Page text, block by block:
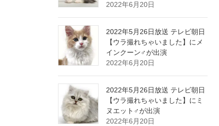
2022年6月20日
2022年5月26日放送 テレビ朝日
【ウラ撮れちゃいました】にメ
インクーン♂が出演
2022年6月20日
2022年5月26日放送 テレビ朝日
【ウラ撮れちゃいました】にミ
ヌエット♂が出演
2022年6月20日